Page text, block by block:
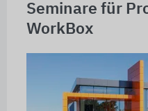
Seminare für
WorkBox